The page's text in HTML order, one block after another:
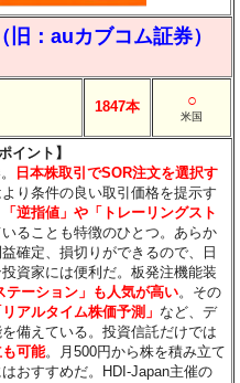
：auカブコム証券）
1847本 ○
米国
イント】
日本株取引でSOR注文を選択す
り条件の良い取引価格を提示す
「逆指値」や「トレーリングスト
いることも特徴のひとつ。あらか
確定、損切りができるので、日
資家には便利だ。板発注機能装
ーション」も人気が高い。その
リアルタイム株価予測」 など、デ
備えている。投資信託だけでは
も可能。月500円から株を積み立て
おすすめだ。HDI-Japan主催の